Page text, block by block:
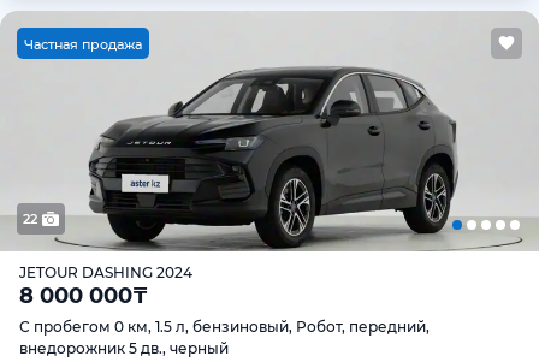
Частная продажа
22
JETOUR DASHING 2024
8 000 000₸
С пробегом 0 км, 1.5 л, бензиновый, Робот, передний,
внедорожник 5 дв., черный